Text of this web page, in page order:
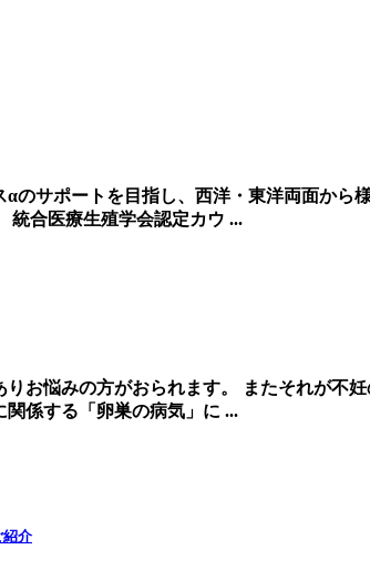
サポートを目指し、西洋・東洋両面から
統合医療生殖学会認定カウ ...
お悩みの方がおられます。 またそれが不
係する「卵巣の病気」に ...
紹介